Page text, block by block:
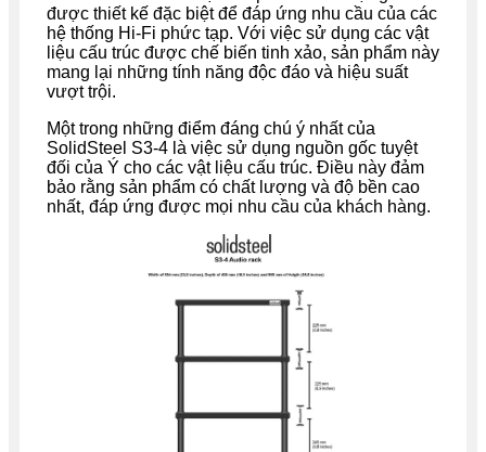
được thiết kế đặc biệt để đáp ứng nhu cầu của các
hệ thống Hi-Fi phức tạp. Với việc sử dụng các vật
liệu cấu trúc được chế biến tinh xảo, sản phẩm này
mang lại những tính năng độc đáo và hiệu suất
vượt trội.
Một trong những điểm đáng chú ý nhất của
SolidSteel S3-4 là việc sử dụng nguồn gốc tuyệt
đối của Ý cho các vật liệu cấu trúc. Điều này đảm
bảo rằng sản phẩm có chất lượng và độ bền cao
nhất, đáp ứng được mọi nhu cầu của khách hàng.